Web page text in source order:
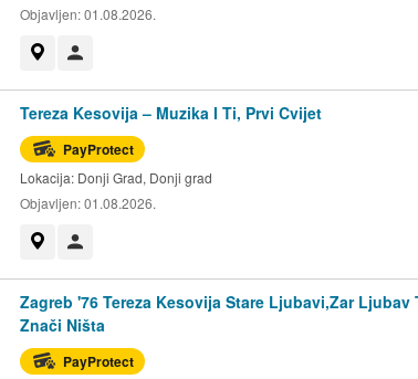
Objavljen:01.08.2026.
Tereza Kesovija – Muzika I Ti, Prvi Cvijet
PayProtect
Lokacija: Donji Grad, Donji grad
Objavljen:01.08.2026.
Zagreb '76 Tereza Kesovija Stare Ljubavi,Zar Ljubav
Znači Ništa
PayProtect